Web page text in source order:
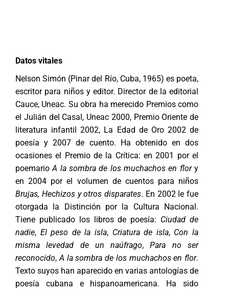
Datos vitales
Nelson Simón (Pinar del Río, Cuba, 1965) es poeta,
escritor para niños y editor. Director de la editorial
Cauce, Uneac. Su obra ha merecido Premios como
el Julián del Casal, Uneac 2000, Premio Oriente de
literatura infantil 2002, La Edad de Oro 2002 de
poesía y 2007 de cuento. Ha obtenido en dos
ocasiones el Premio de la Crítica: en 2001 por el
poemarioA la sombra de los muchachos en flory
en 2004 por el volumen de cuentos para niños
Brujas, Hechizos y otros disparates. En 2002 le fue
otorgada la Distinción por la Cultura Nacional.
Tiene publicado los libros de poesía: Ciudad de
nadie, El peso de la isla, Criatura de isla, Con la
misma levedad de un naúfrago,Para no ser
reconocido,A la sombra de los muchachos en flor.
Texto suyos han aparecido en varias antologías de
poesía cubana e hispanoamericana. Ha sido